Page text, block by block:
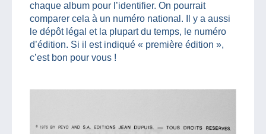
chaque album pour l’identifier. On pourrait
comparer cela à un numéro national. Il y a aussi
le dépôt légal et la plupart du temps, le numéro
d’édition. Si il est indiqué « première édition »,
c’est bon pour vous !